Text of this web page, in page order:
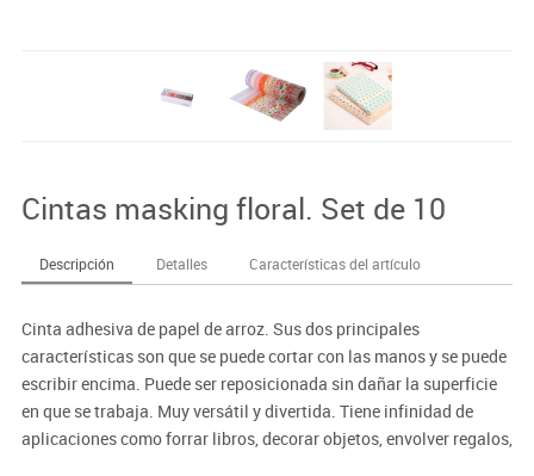
Cintas masking floral. Set de 10
Descripción Detalles Características del artículo
Cinta adhesiva de papel de arroz. Sus dos principales
características son que se puede cortar con las manos y se puede
escribir encima. Puede ser reposicionada sin dañar la superficie
en que se trabaja. Muy versátil y divertida. Tiene infinidad de
aplicaciones como forrar libros, decorar objetos, envolver regalos,